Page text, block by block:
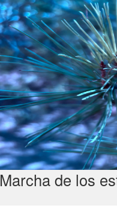
Marcha de los